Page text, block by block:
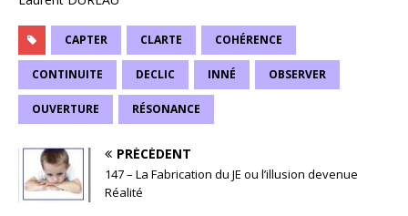
CAPTER CLARTE COHÉRENCE
CONTINUITE DECLIC INNÉ OBSERVER
OUVERTURE RÉSONANCE
PRÉCÉDENT
147 – La Fabrication du JE ou l’illusion devenue
Réalité